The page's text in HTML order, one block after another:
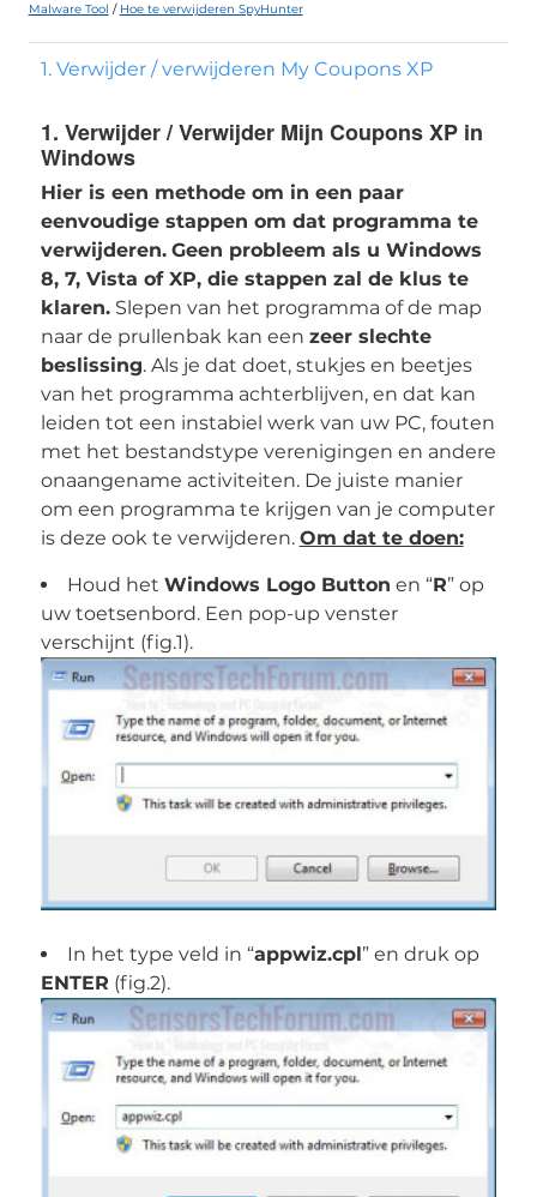
Malware Tool / Hoe te verwijderen SpyHunter
1. Verwijder / verwijderen My Coupons XP
1. Verwijder / Verwijder Mijn Coupons XP in
Windows
Hier is een methode om in een paar
eenvoudige stappen om dat programma te
verwijderen. Geen probleem als u Windows
8, 7, Vista of XP, die stappen zal de klus te
klaren.Slepen van het programma of de map
naar de prullenbak kan een zeer slechte
beslissing. Als je dat doet, stukjes en beetjes
van het programma achterblijven, en dat kan
leiden tot een instabiel werk van uw PC, fouten
met het bestandstype verenigingen en andere
onaangename activiteiten. De juiste manier
om een ​​programma te krijgen van je computer
is deze ook te verwijderen. Om dat te doen:
Houd het Windows Logo Button en “R” op
uw toetsenbord. Een pop-up venster
verschijnt (fig.1).
In het type veld in “appwiz.cpl” en druk op
ENTER (fig.2).